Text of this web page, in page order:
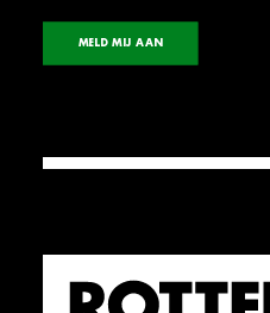
MELD MIJ AAN